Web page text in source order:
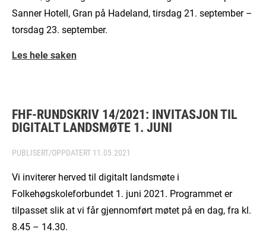
Sanner Hotell, Gran på Hadeland, tirsdag 21. september –
torsdag 23. september.
Les hele saken
FHF-RUNDSKRIV 14/2021: INVITASJON TIL
DIGITALT LANDSMØTE 1. JUNI
PUBLISERT/OPPDATERT 11.05.2021
Vi inviterer herved til digitalt landsmøte i
Folkehøgskoleforbundet 1. juni 2021. Programmet er
tilpasset slik at vi får gjennomført møtet på en dag, fra kl.
8.45 – 14.30.